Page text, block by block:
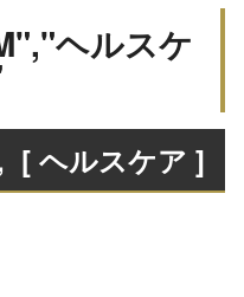
ヘルスケ
[ ヘルスケア ]